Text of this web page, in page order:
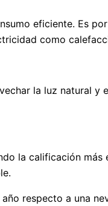
eficiente. Es
como
la luz natural
la calificación más
respecto a una